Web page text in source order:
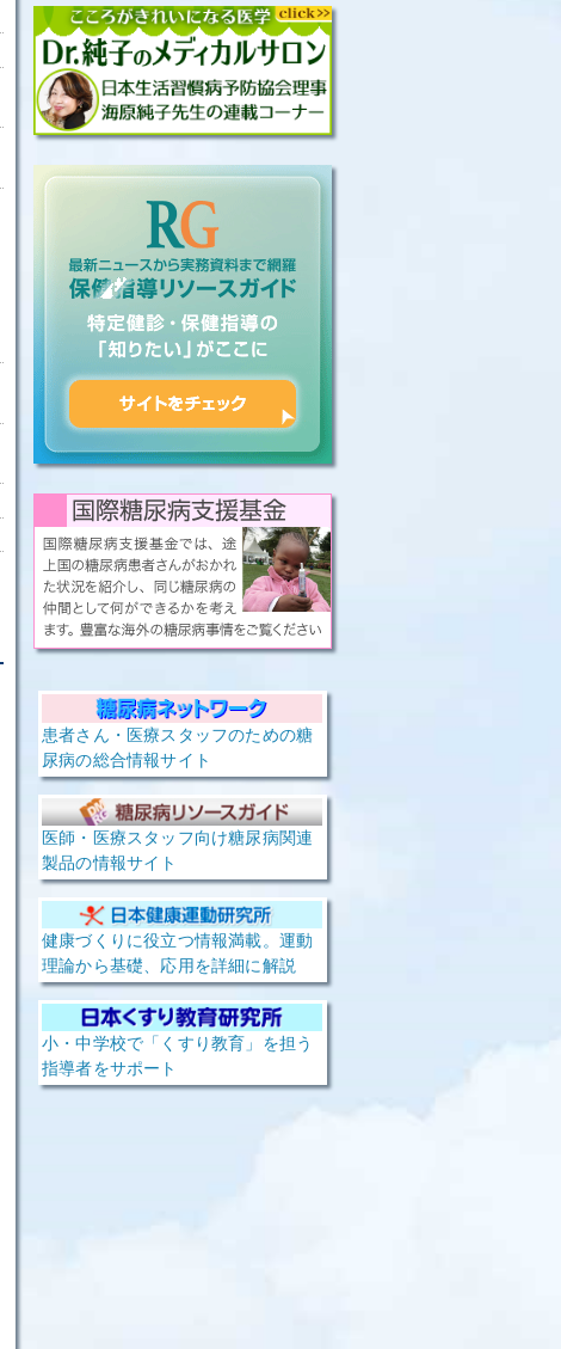
患者さん・医療スタッフのための糖
尿病の総合情報サイト
医師・医療スタッフ向け糖尿病関連
製品の情報サイト
健康づくりに役立つ情報満載。運動
理論から基礎、応用を詳細に解説
小・中学校で「くすり教育」を担う
指導者をサポート